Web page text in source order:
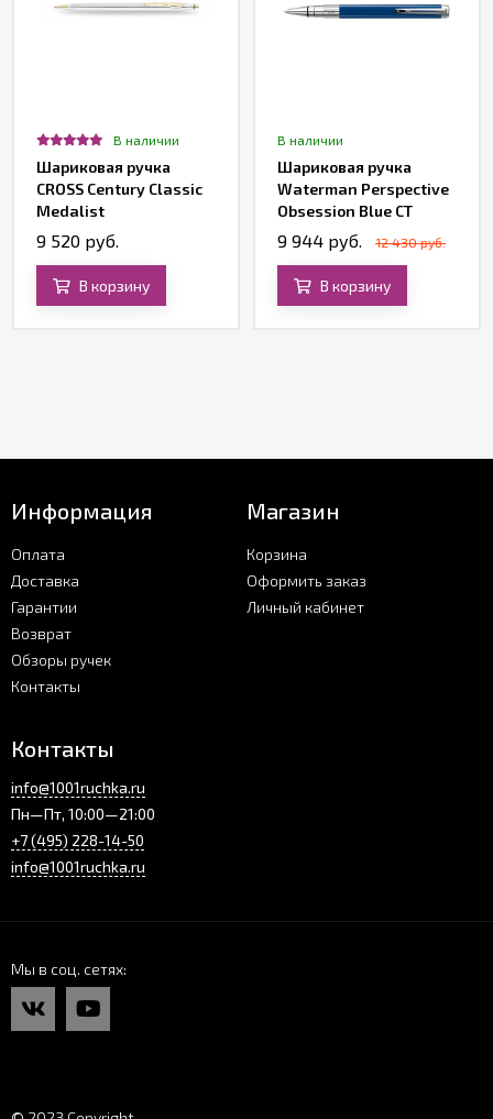
В наличии
Шариковая ручка
CROSS Century Classic
Medalist
9 520 руб.
В корзину
В наличии
Шариковая ручка
Waterman Perspective
Obsession Blue CT
9 944 руб. 12 430 руб.
В корзину
Информация
Оплата
Доставка
Гарантии
Возврат
Обзоры ручек
Контакты
Магазин
Корзина
Оформить заказ
Личный кабинет
Контакты
info@1001ruchka.ru
Пн—Пт, 10:00—21:00
+7 (495) 228-14-50
info@1001ruchka.ru
Мы в соц. сетях